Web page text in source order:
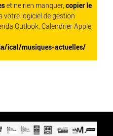
et ne rien manquer, copier le
votre logiciel de gestion
Outlook, Calendrier Apple,
ical/musiques-actuelles/